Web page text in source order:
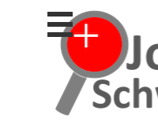
Personalberatungen